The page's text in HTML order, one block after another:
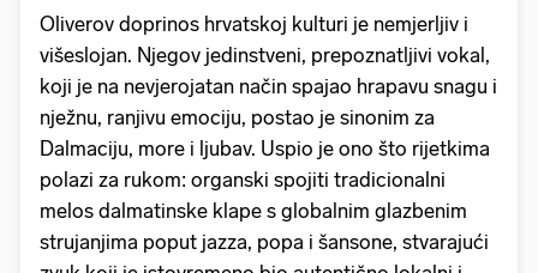
Oliverov doprinos hrvatskoj kulturi je nemjerljiv i
višeslojan. Njegov jedinstveni, prepoznatljivi vokal,
koji je na nevjerojatan način spajao hrapavu snagu i
nježnu, ranjivu emociju, postao je sinonim za
Dalmaciju, more i ljubav. Uspio je ono što rijetkima
polazi za rukom: organski spojiti tradicionalni
melos dalmatinske klape s globalnim glazbenim
strujanjima poput jazza, popa i šansone, stvarajući